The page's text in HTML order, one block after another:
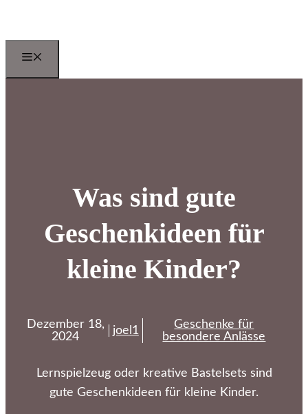
springen
Was sind gute
Geschenkideen für
kleine Kinder?
Dezember 18,
2024
joel1
Geschenke für
besondere Anlässe
Lernspielzeug oder kreative Bastelsets sind
gute Geschenkideen für kleine Kinder.